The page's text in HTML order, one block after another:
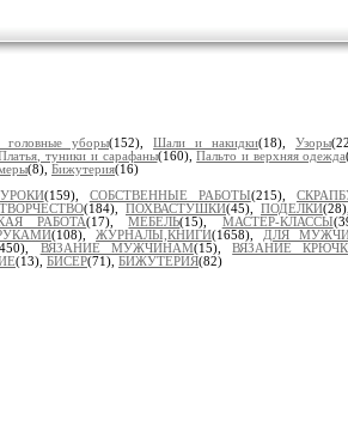
уборы(152), Шали и накидки(18), Узоры
туники и сарафаны(160),Пальто и верхняя одежда
(8), Бижутерия(16)
УРОКИ(159), СОБСТВЕННЫЕ РАБОТЫ(215),
(184), ПОХВАСТУШКИ(45), ПОДЕЛКИ
РАБОТА(17),МЕБЕЛЬ(15), МАСТЕР-КЛАССЫ
(108), ЖУРНАЛЫ,КНИГИ(1658), ДЛЯ
ВЯЗАНИЕ МУЖЧИНАМ(15),ВЯЗАНИЕ
(13), БИСЕР(71), БИЖУТЕРИЯ(82)